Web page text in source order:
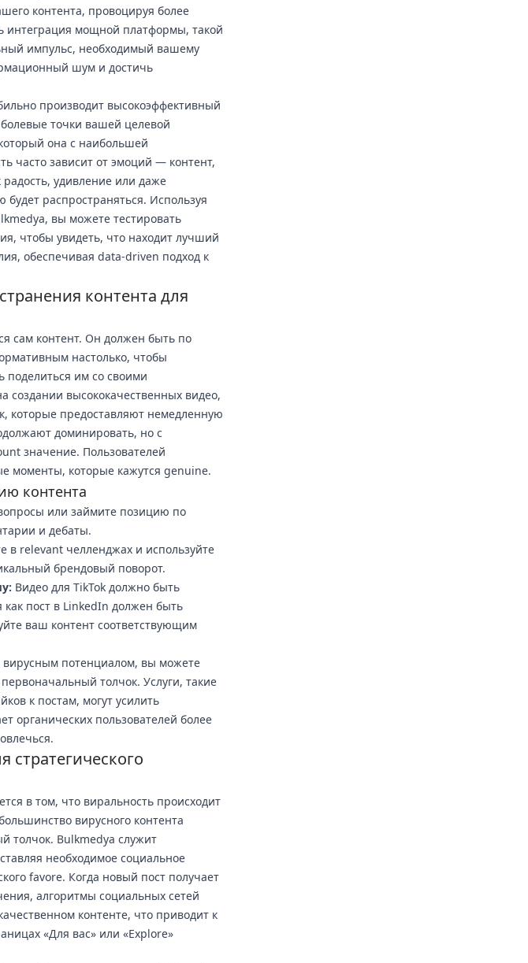
контента, провоцируя более
интеграция мощной платформы, такой
импульс, необходимый вашему
шум и достичь
производит высокоэффективный
точки вашей целевой
она с наибольшей
часто зависит от эмоций — контент,
удивление или даже
распространяться. Используя
вы можете тестировать
чтобы увидеть, что находит лучший
обеспечивая data-driven подход к
контента для
сам контент. Он должен быть по
настолько, чтобы
поделиться им со своими
создании высококачественных видео,
предоставляют немедленную
доминировать, но с
значение. Пользователей
моменты, которые кажутся genuine.
контента
или займите позицию по
и дебаты.
в relevant челленджах и используйте
брендовый поворот.
Видео для TikTok должно быть
пост в LinkedIn должен быть
ваш контент соответствующим
вирусным потенциалом, вы можете
толчок. Услуги, такие
к постам, могут усилить
органических пользователей более
стратегического
в том, что виральность происходит
вирусного контента
толчок. Bulkmedya служит
необходимое социальное
favore. Когда новый пост получает
алгоритмы социальных сетей
контенте, что приводит к
«Для вас» или «Explore»